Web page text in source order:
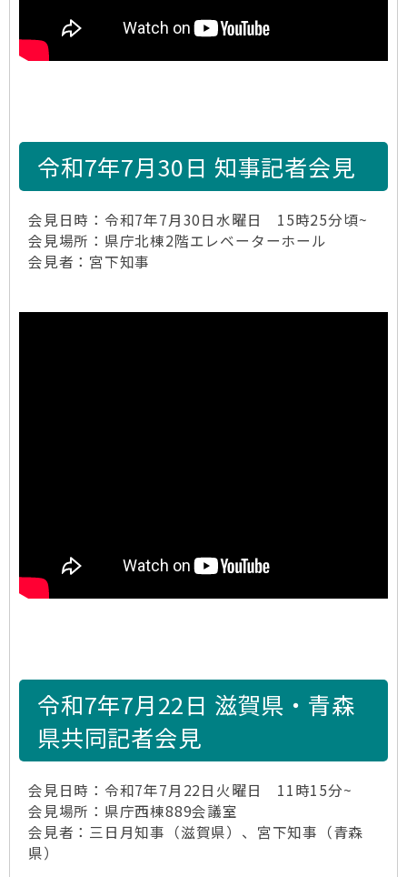
令和7年7月30日 知事記者会見
会見日時：令和7年7月30日水曜日 15時25分頃~
会見場所：県庁北棟2階エレベーターホール
会見者：宮下知事
令和7年7月22日 滋賀県・青森
県共同記者会見
会見日時：令和7年7月22日火曜日 11時15分~
会見場所：県庁西棟889会議室
会見者：三日月知事（滋賀県）、宮下知事（青森
県）